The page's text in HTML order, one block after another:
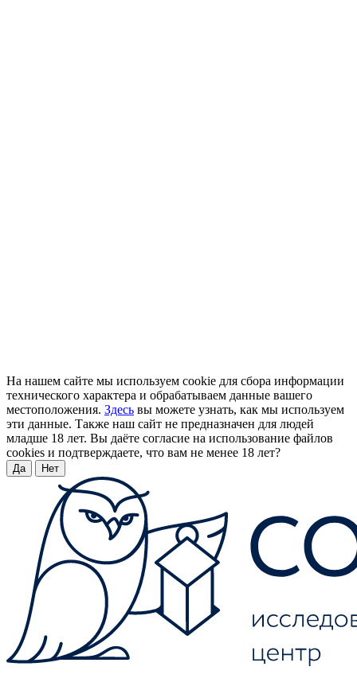
На нашем сайте мы используем cookie для сбора информации
технического характера и обрабатываем данные вашего
местоположения. Здесь вы можете узнать, как мы используем
эти данные. Также наш сайт не предназначен для людей
младше 18 лет. Вы даёте согласие на использование файлов
cookies и подтверждаете, что вам не менее 18 лет?
Да Нет